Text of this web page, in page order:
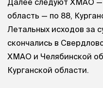
Далее следуют ХМАО —
область — по 88,
Летальных исходов за
скончались в
ХМАО и Челябинской
Курганской области.